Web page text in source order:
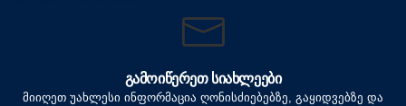
ᲒᲐᲛᲝᲘᲬᲔᲠᲔᲗ ᲡᲘᲐᲮᲚᲔᲔᲑᲘ
მიიღეთ უახლესი ინფორმაცია ღონისძიებებზე, გაყიდვებზე და